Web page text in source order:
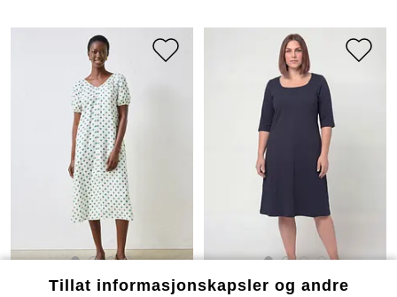
Tillat informasjonskapsler og andre